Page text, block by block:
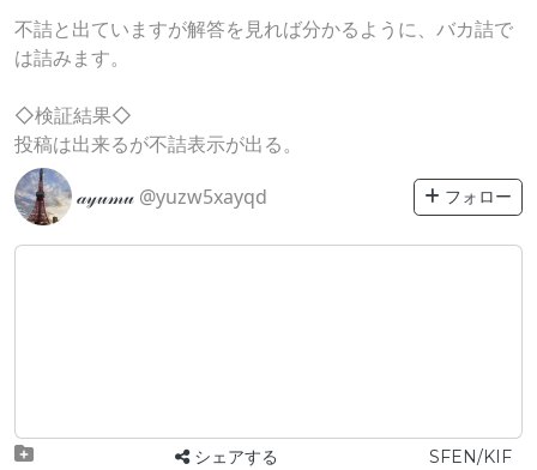
不詰と出ていますが解答を見れば分かるように、バカ詰で
は詰みます。
◇検証結果◇
投稿は出来るが不詰表示が出る。
𝒶𝓎𝓊𝓂𝓊 @yuzw5xayqd フォロー
シェアする SFEN/KIF